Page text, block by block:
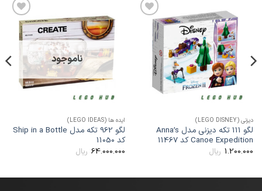
افزودن
به
علاقه
مندی
ها
دیزنی (LEGO DISNEY)
لگو 111 تکه دیزنی مدل Anna’s
Canoe Expedition کد 11467
1.200.000 ریال
افزودن
به
علاقه
مندی
ناموجود
ایده ها (LEGO IDEAS)
لگو 962 تکه مدل Ship in a Bottle
کد 11050
64.000.000 ریال